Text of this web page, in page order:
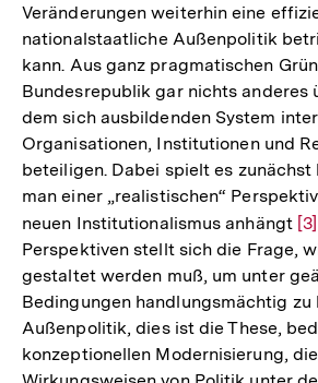
Veränderungen weiterhin eine
nationalstaatliche Außenpolitik
kann. Aus ganz pragmatischen
Bundesrepublik gar nichts anderes
dem sich ausbildenden System
Organisationen, Institutionen und
beteiligen. Dabei spielt es zunächst
man einer „realistischen“
neuen Institutionalismus anhängt [3]
Perspektiven stellt sich die Frage,
gestaltet werden muß, um unter
Bedingungen handlungsmächtig zu
Außenpolitik, dies ist die These,
konzeptionellen Modernisierung,